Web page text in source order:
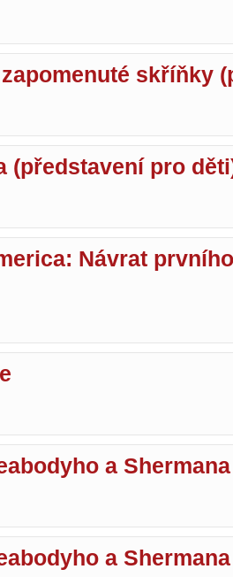
skříňky
(představení pro
Návrat
a Shermana
a